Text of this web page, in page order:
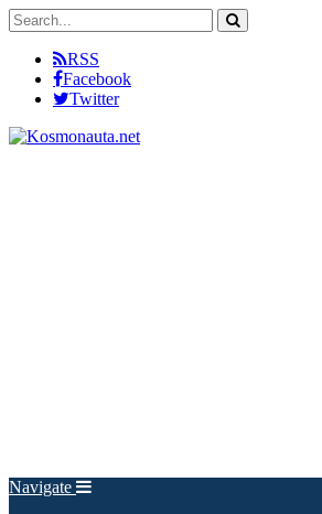
RSS
Facebook
Twitter
Navigate